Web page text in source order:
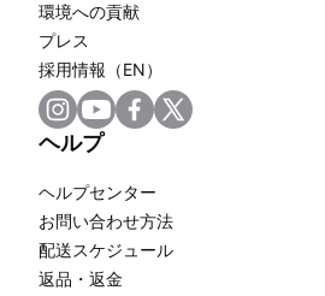
環境への貢献
プレス
採用情報（EN）
ヘルプ
ヘルプセンター
お問い合わせ方法
配送スケジュール
返品・返金